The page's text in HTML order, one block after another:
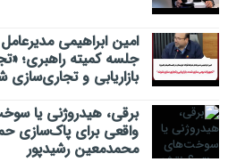
امین ابراهیمی
جلسه کمیته راهبری؛
بازاریابی و تجاری‌سازی
برقی، هیدروژنی یا
واقعی برای پاک‌سازی
محمدمعین رشیدپور